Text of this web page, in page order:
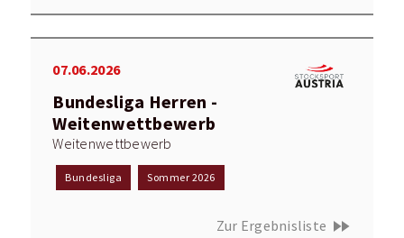
07.06.2026
Bundesliga Herren -
Weitenwettbewerb
Weitenwettbewerb
Bundesliga Sommer 2026
Zur Ergebnisliste fast_forward